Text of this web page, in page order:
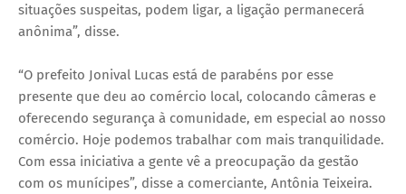
situações suspeitas, podem ligar, a ligação permanecerá
anônima”, disse.
“O prefeito Jonival Lucas está de parabéns por esse
presente que deu ao comércio local, colocando câmeras e
oferecendo segurança à comunidade, em especial ao nosso
comércio. Hoje podemos trabalhar com mais tranquilidade.
Com essa iniciativa a gente vê a preocupação da gestão
com os munícipes”, disse a comerciante, Antônia Teixeira.